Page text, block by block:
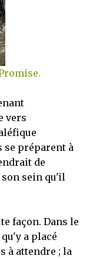
vers
se préparent à
de
son sein qu'il
façon. Dans le
a placé
à attendre ; la